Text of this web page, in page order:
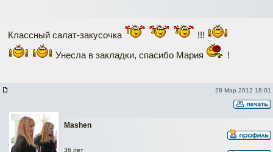
Классный салат-закусочка
!!!
Унесла в закладки, спасибо Мария
!
28 Мар 2012 18:01
Mashen
36 лет